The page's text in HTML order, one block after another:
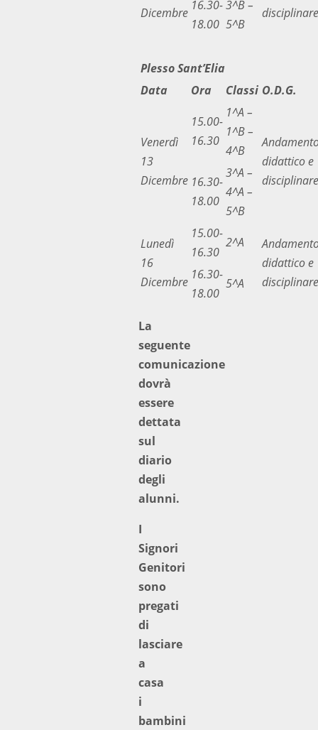
Dicembre
disciplinare
16.30-
18.00
3^B –
5^B
Plesso Sant’Elia
Data
Ora Classi O.D.G.
Venerdì
13
Dicembre
15.00-
16.30
1^A –
1^B –
4^B
didattico e
disciplinare
16.30-
18.00
3^A –
4^A –
5^B
Lunedì
16
Dicembre
15.00-
16.30
2^A
didattico e
disciplinare
16.30-
18.00
5^A
La
seguente
comunicazione
dovrà
essere
dettata
sul
diario
degli
alunni.
I
Signori
Genitori
sono
pregati
di
lasciare
a
casa
i
bambini